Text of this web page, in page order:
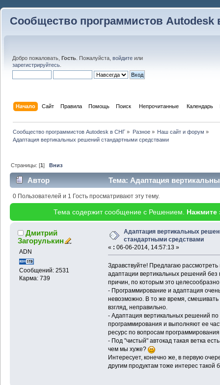
Сообщество программистов Autodesk
Добро пожаловать, Гость . Пожалуйста, войдите или
зарегистрируйтесь
Начало Сайт Правила Помощь Поиск Непрочитанные Календарь
Сообщество программистов Autodesk в СНГ » Разное» Наш сайт и форум »
Адаптация вертикальных решений стандартными средствами
Страницы: [1]Вниз
Автор
Тема: Адаптация
(Прочитано 23032 раз)
0 Пользователей и 1 Гость просматривают эту тему.
Тема содержит сообщение с Решением. Нажмите
Дмитрий
Загорулькин
ADN
Сообщений: 2531
Карма: 739
Адаптация вертикальных
стандартными средствами
« : 06-06-2014, 14:57:13 »
Здравствуйте! Предлагаю
адаптации вертикальных решений
причин, по которым это
- Программирование и адаптация
невозможно. В то же время, смешивать
взгляд, неправильно.
- Адаптация вертикальных решений
программирования и выполняют ее
ресурс по вопросам
- Под "чистый" автокад такая ветка
чем мы хуже?
Интересует, конечно же, в первую
другим продуктам тоже интерес такой